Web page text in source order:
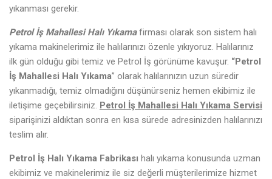
yıkanması gerekir.
Petrol İş Mahallesi Halı Yıkamafirması olarak son sistem halı
yıkama makinelerimiz ile halılarınızı özenle yıkıyoruz. Halılarınız
ilk gün olduğu gibi temiz ve Petrol İş görünüme kavuşur. “Petrol
İş Mahallesi Halı Yıkama” olarak halılarınızın uzun süredir
yıkanmadığı, temiz olmadığını düşünürseniz hemen ekibimiz ile
iletişime geçebilirsiniz. Petrol İş Mahallesi Halı Yıkama Servisi
siparişinizi aldıktan sonra en kısa sürede adresinizden halılarınızı
teslim alır.
Petrol İş Halı Yıkama Fabrikası halı yıkama konusunda uzman
ekibimiz ve makinelerimiz ile siz değerli müşterilerimize hizmet